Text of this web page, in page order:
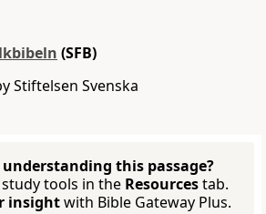
(SFB)
Stiftelsen Svenska
this passage?
tools in the Resourcestab.
insightwith Bible Gateway Plus.